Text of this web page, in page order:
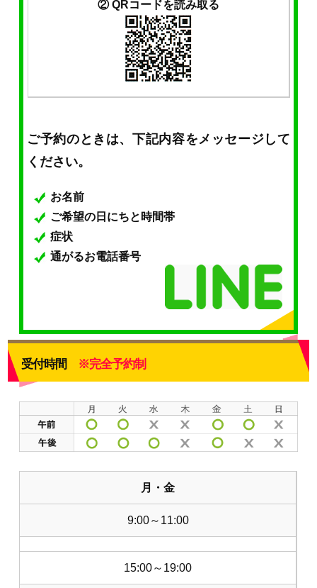
② QRコードを読み取る
ご予約のときは、下記内容をメッセージして
ください。
お名前
ご希望の日にちと時間帯
症状
通がるお電話番号
受付時間 ※完全予約制
月・金
9:00～11:00
15:00～19:00